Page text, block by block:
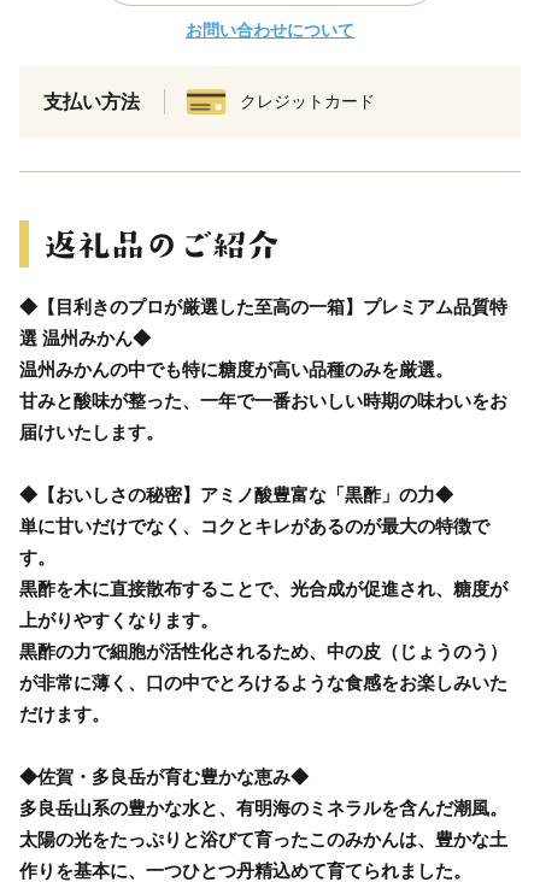
お問い合わせについて
支払い方法 クレジットカード
◆【目利きのプロが厳選した至高の一箱】プレミアム品質特
選 温州みかん◆
温州みかんの中でも特に糖度が高い品種のみを厳選。
甘みと酸味が整った、一年で一番おいしい時期の味わいをお
届けいたします。
◆【おいしさの秘密】アミノ酸豊富な「黒酢」の力◆
単に甘いだけでなく、コクとキレがあるのが最大の特徴で
す。
黒酢を木に直接散布することで、光合成が促進され、糖度が
上がりやすくなります。
黒酢の力で細胞が活性化されるため、中の皮（じょうのう）
が非常に薄く、口の中でとろけるような食感をお楽しみいた
だけます。
◆佐賀・多良岳が育む豊かな恵み◆
多良岳山系の豊かな水と、有明海のミネラルを含んだ潮風。
太陽の光をたっぷりと浴びて育ったこのみかんは、豊かな土
作りを基本に、一つひとつ丹精込めて育てられました。